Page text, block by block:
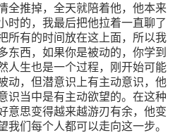
全推掉，全天就陪着他，他本来
时的，我最后把他拉着一直聊了
所有的时间放在这上面，所以我
东西，如果你是被动的，你学到
人生也是一个过程，刚开始可能
动，但潜意识上有主动意识，他
识当中是有主动欲望的。在这种
意思变得越来越游刃有余，他变
我们每个人都可以走向这一步。